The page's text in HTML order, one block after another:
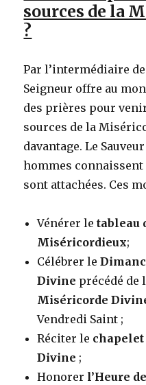
sources de la
?
Par l’intermédiaire
Seigneur offre au
des prières pour
sources de la
davantage. Le
hommes
sont attachées. Ces
Vénérer letableau
Miséricordieux;
Célébrer le
Divine précédé de
Miséricorde
Vendredi Saint ;
Réciter le
Divine ;
Honorer l’Heure